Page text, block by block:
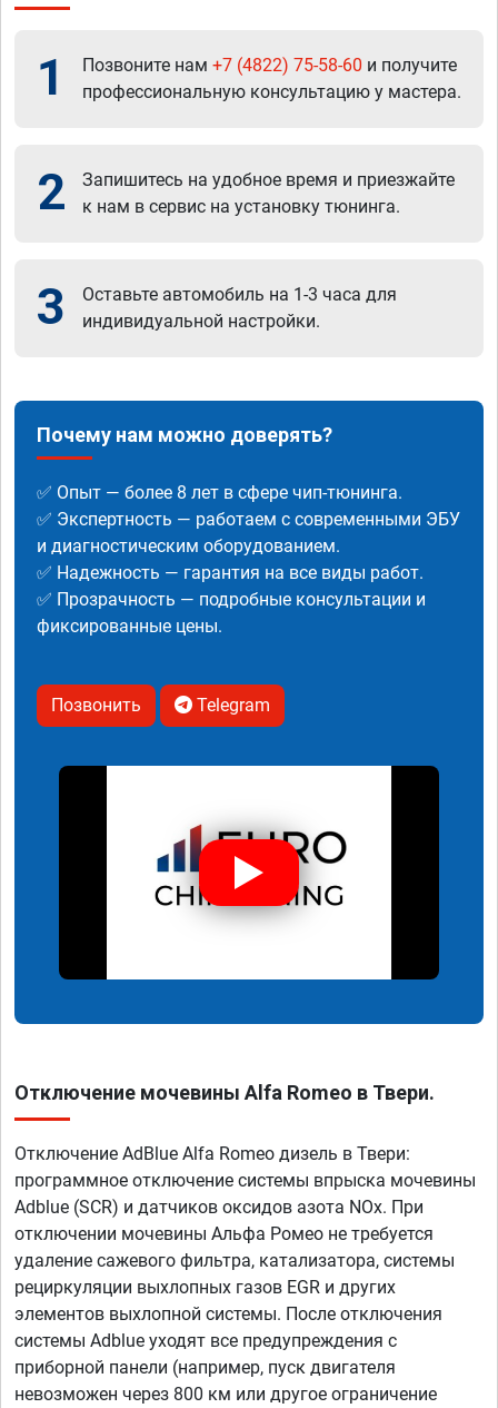
1 Позвоните нам +7 (4822) 75-58-60 и получите
профессиональную консультацию у мастера.
2
Запишитесь на удобное время и приезжайте
к нам в сервис на установку тюнинга.
3
Оставьте автомобиль на 1-3 часа для
индивидуальной настройки.
Почему нам можно доверять?
✅ Опыт — более 8 лет в сфере чип-тюнинга.
✅ Экспертность — работаем с современными ЭБУ
и диагностическим оборудованием.
✅ Надежность — гарантия на все виды работ.
✅ Прозрачность — подробные консультации и
фиксированные цены.
Позвонить Telegram
Отключение мочевины Alfa Romeo в Твери.
Отключение AdBlue Alfa Romeo дизель в Твери:
программное отключение системы впрыска мочевины
Adblue (SCR) и датчиков оксидов азота NOx. При
отключении мочевины Альфа Ромео не требуется
удаление сажевого фильтра, катализатора, системы
рециркуляции выхлопных газов EGR и других
элементов выхлопной системы. После отключения
системы Adblue уходят все предупреждения с
приборной панели (например, пуск двигателя
невозможен через 800 км или другое ограничение